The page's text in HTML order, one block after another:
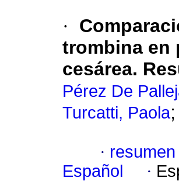
·
trombina en
cesárea.
Pérez De
Turcatti, Paola;
·
Español
·